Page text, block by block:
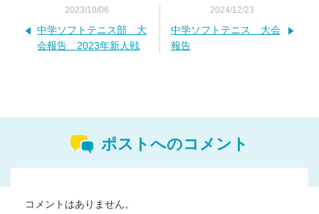
2023/10/06
中学ソフトテニス部 大
会報告 2023年新人戦
2024/12/23
中学ソフトテニス 大会
報告
ポストへのコメント
コメントはありません。